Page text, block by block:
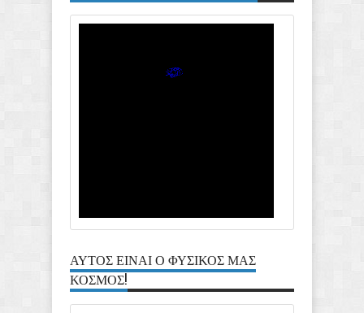
ΑΥΤΟΣ ΕΙΝΑΙ Ο ΦΥΣΙΚΟΣ ΜΑΣ
ΚΟΣΜΟΣ!